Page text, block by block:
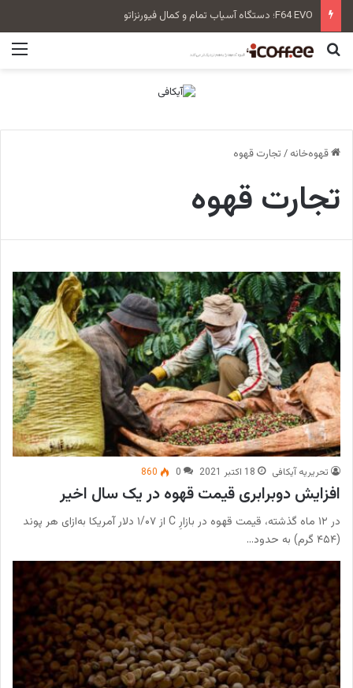
سن‌رمو زویی بلند Tall Cup
جستجو برای
قهوه‌خانه / تجارت قهوه
تجارت قهوه
تحریریه آیکافی 18 اکتبر 2021 0
860
افزایش دوبرابری قیمت قهوه در یک سال اخیر
در ۱۲ ماه گذشته، قیمت قهوه در بازارِ C از ۱/۰۷ دلار آمریکا به‌ازای هر پوند
(۴۵۴ گرم) به حدود…